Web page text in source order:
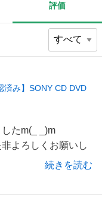
評価
済み】SONY CD DVD
たm(_ _)m
よろしくお願いし
続きを読む